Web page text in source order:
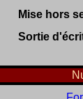
Mise hors
Sortie